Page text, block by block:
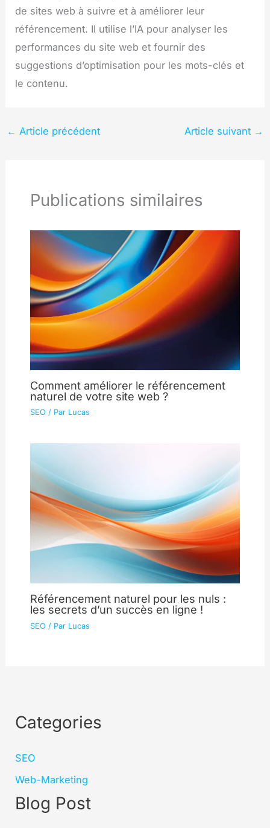
de sites web à suivre et à améliorer leur
référencement. Il utilise l’IA pour analyser les
performances du site web et fournir des
suggestions d’optimisation pour les mots-clés et
le contenu.
← Article précédent Article suivant →
Publications similaires
Comment améliorer le référencement
naturel de votre site web ?
SEO / Par Lucas
Référencement naturel pour les nuls :
les secrets d’un succès en ligne !
SEO / Par Lucas
Categories
SEO
Web-Marketing
Blog Post